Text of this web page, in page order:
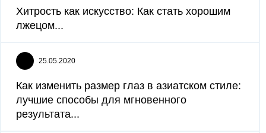
Хитрость как искусство: Как стать хорошим
лжецом...
25.05.2020
Как изменить размер глаз в азиатском стиле:
лучшие способы для мгновенного
результата...